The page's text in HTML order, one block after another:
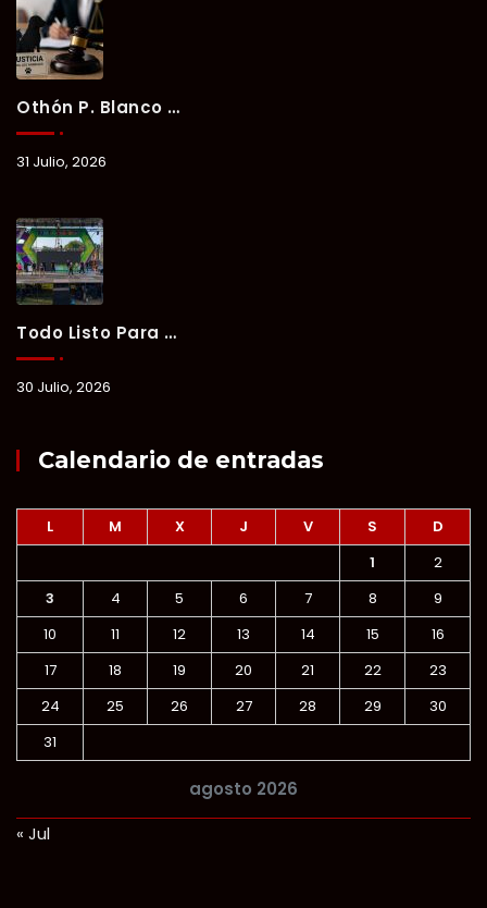
Othón P. Blanco Refrenda Su Compromiso Contra El Maltrato Animal: Vinculan A Proceso A Presunto Responsable Tras Denuncia Del Ayuntamiento.
31 Julio, 2026
Todo Listo Para “Verano Xul-Há 2026”; Un Fin De Semana De Deporte, Música Y Convivencia Familiar.
30 Julio, 2026
Calendario de entradas
agosto 2026
L M X J V S
D
1
2
3
4 5 6 7 8
9
10
11 12 13 14 15
16
17
18 19 20 21 22
23
24
25 26 27 28 29
30
31
« Jul